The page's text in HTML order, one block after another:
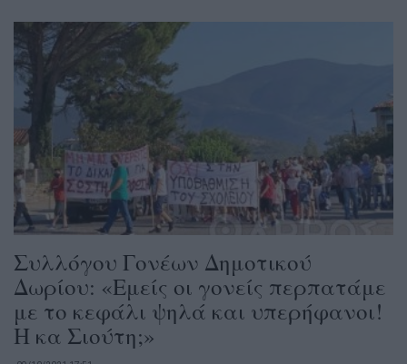
Συλλόγου Γονέων Δημοτικού
Δωρίου: «Εμείς οι γονείς περπατάμε
με το κεφάλι ψηλά και υπερήφανοι!
Η κα Σιούτη;»